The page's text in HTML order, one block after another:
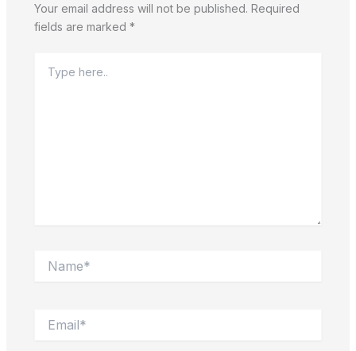
Your email address will not be published. Required
fields are marked *
here..